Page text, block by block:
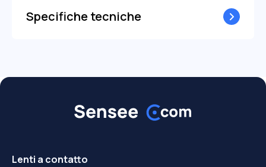
Specifiche tecniche
Lenti a contatto